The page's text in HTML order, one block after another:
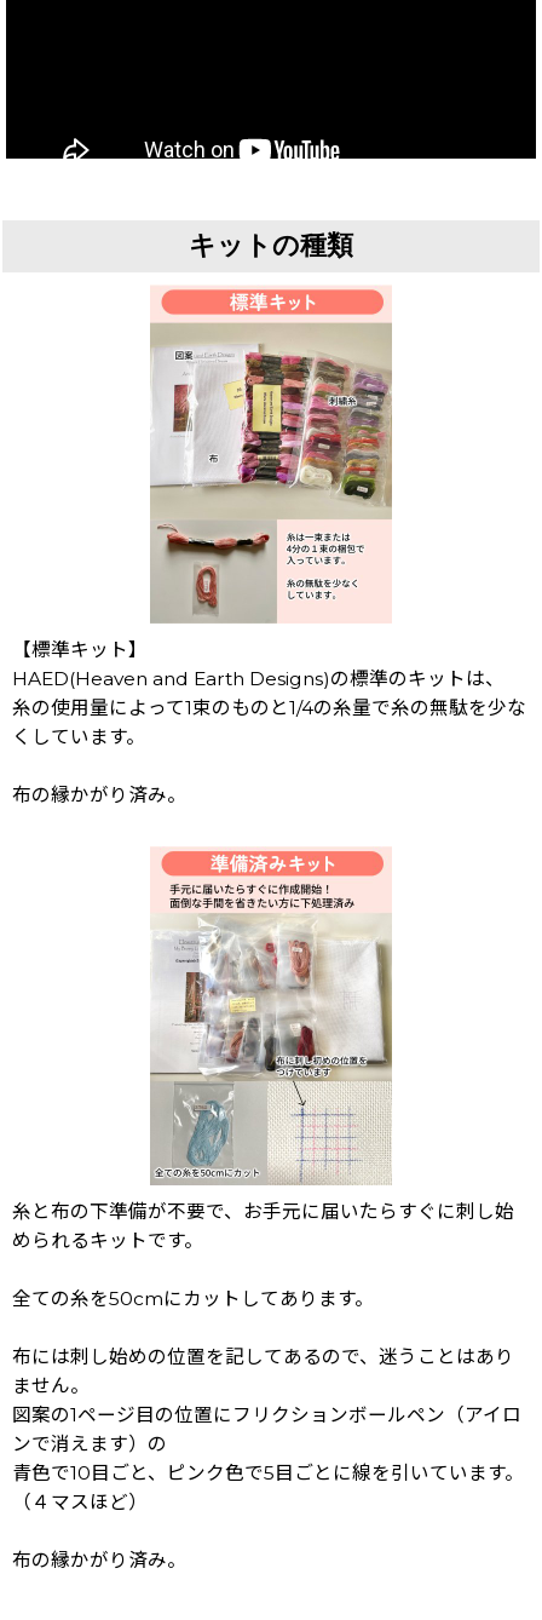
キットの種類
【標準キット】
HAED(Heaven and Earth Designs)の標準のキットは、
糸の使用量によって1束のものと1/4の糸量で糸の無駄を少な
くしています。
布の縁かがり済み。
糸と布の下準備が不要で、お手元に届いたらすぐに刺し始
められるキットです。
全ての糸を50cmにカットしてあります。
布には刺し始めの位置を記してあるので、迷うことはあり
ません。
図案の1ページ目の位置にフリクションボールペン（アイロ
ンで消えます）の
青色で10目ごと、ピンク色で5目ごとに線を引いています。
（４マスほど）
布の縁かがり済み。